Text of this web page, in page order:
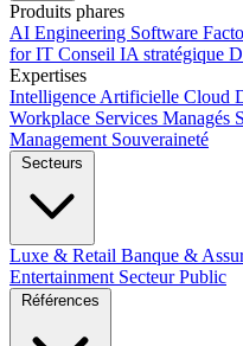
Produits phares
AI Engineering Software
for IT Conseil IA stratégique
Expertises
Intelligence Artificielle Cloud
Workplace Services Managés
Management Souveraineté
Secteurs
Luxe & Retail Banque &
Entertainment Secteur Public
Références